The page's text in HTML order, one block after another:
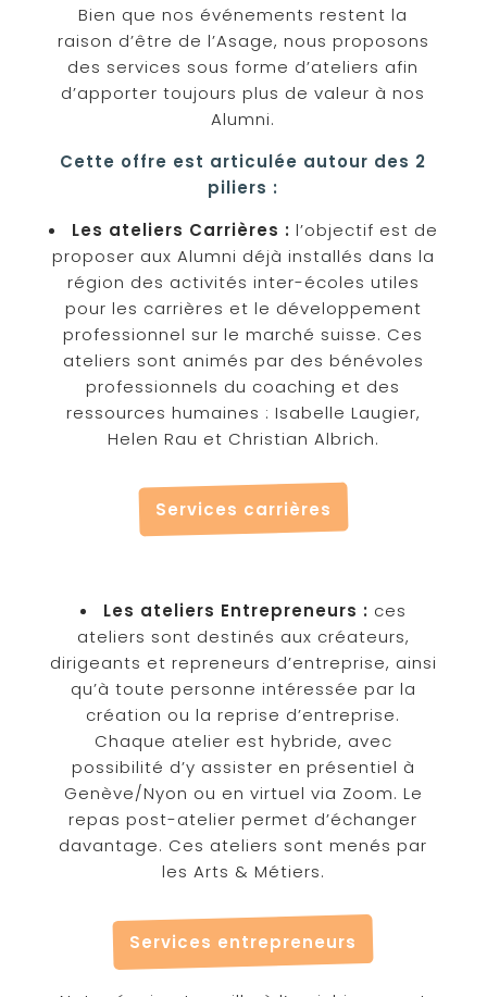
Bien que nos événements restent la
raison d’être de l’Asage, nous proposons
des services sous forme d’ateliers afin
d’apporter toujours plus de valeur à nos
Alumni.
Cette offre est articulée autour des 2
piliers :
Les ateliers Carrières : l’objectif est de
proposer aux Alumni déjà installés dans la
région des activités inter-écoles utiles
pour les carrières et le développement
professionnel sur le marché suisse. Ces
ateliers sont animés par des bénévoles
professionnels du coaching et des
ressources humaines : Isabelle Laugier,
Helen Rau et Christian Albrich.
Services carrières
Les ateliers Entrepreneurs : ces
ateliers sont destinés aux créateurs,
dirigeants et repreneurs d’entreprise, ainsi
qu’à toute personne intéressée par la
création ou la reprise d’entreprise.
Chaque atelier est hybride, avec
possibilité d’y assister en présentiel à
Genève/Nyon ou en virtuel via Zoom. Le
repas post-atelier permet d’échanger
davantage. Ces ateliers sont menés par
les Arts & Métiers.
Services entrepreneurs